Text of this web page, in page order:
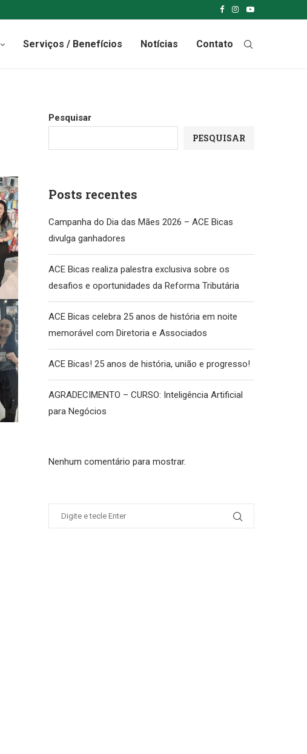
Serviços / Benefícios Notícias Contato
Pesquisar
PESQUISAR
Posts recentes
Campanha do Dia das Mães 2026 – ACE Bicas
divulga ganhadores
ACE Bicas realiza palestra exclusiva sobre os
desafios e oportunidades da Reforma Tributária
ACE Bicas celebra 25 anos de história em noite
memorável com Diretoria e Associados
ACE Bicas! 25 anos de história, união e progresso!
AGRADECIMENTO – CURSO: Inteligência Artificial
para Negócios
Nenhum comentário para mostrar.